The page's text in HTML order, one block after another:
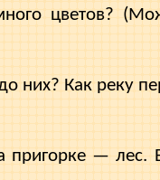
цве­тов?
них? Как реку
— лес.